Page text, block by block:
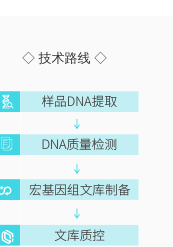
◇ 技术路线 ◇